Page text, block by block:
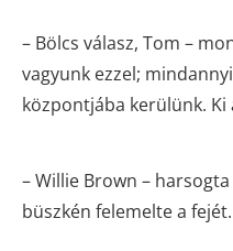
– Bölcs válasz, Tom –
vagyunk ezzel;
központjába kerülünk.
– Willie Brown –
büszkén felemelte a fejét.